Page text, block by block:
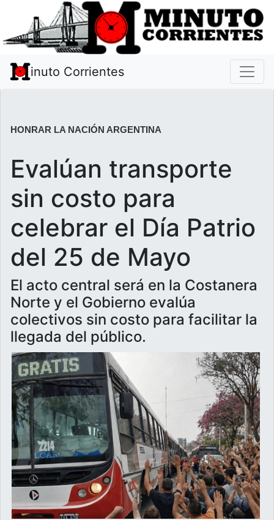
inuto Corrientes
HONRAR LA NACIÓN ARGENTINA
Evalúan transporte
sin costo para
celebrar el Día Patrio
del 25 de Mayo
El acto central será en la Costanera
Norte y el Gobierno evalúa
colectivos sin costo para facilitar la
llegada del público.